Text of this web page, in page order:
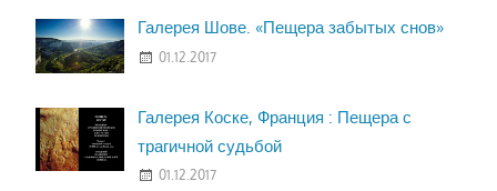
Галерея Шове. «Пещера забытых снов»
01.12.2017
Галерея Коске, Франция : Пещера с
трагичной судьбой
01.12.2017